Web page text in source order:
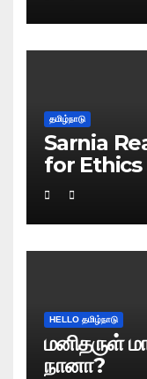
தமிழ்நாடு
Sarnia
for Ethics
HELLO தமிழ்நாடு
மனிதருள்
நானா?